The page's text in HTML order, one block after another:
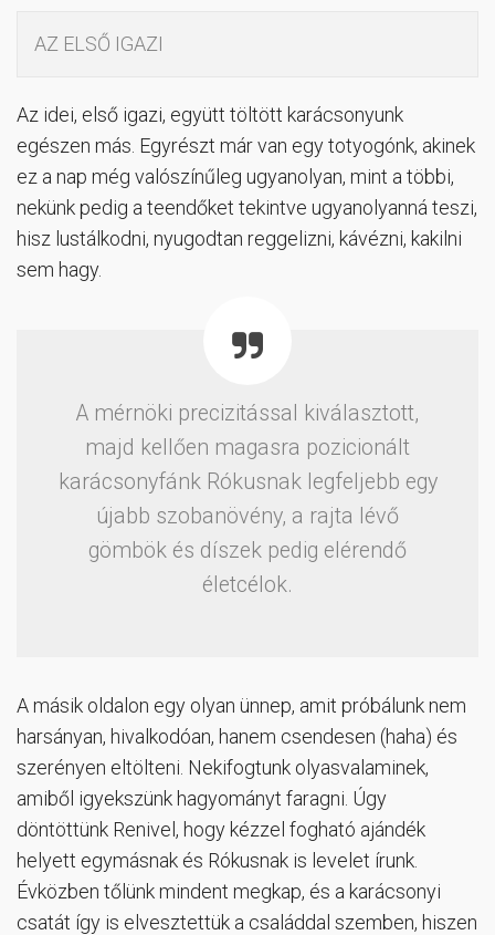
AZ ELSŐ IGAZI
Az idei, első igazi, együtt töltött karácsonyunk
egészen más. Egyrészt már van egy totyogónk, akinek
ez a nap még valószínűleg ugyanolyan, mint a többi,
nekünk pedig a teendőket tekintve ugyanolyanná teszi,
hisz lustálkodni, nyugodtan reggelizni, kávézni, kakilni
sem hagy.
A mérnöki precizitással kiválasztott,
majd kellően magasra pozicionált
karácsonyfánk Rókusnak legfeljebb egy
újabb szobanövény, a rajta lévő
gömbök és díszek pedig elérendő
életcélok.
A másik oldalon egy olyan ünnep, amit próbálunk nem
harsányan, hivalkodóan, hanem csendesen (haha) és
szerényen eltölteni. Nekifogtunk olyasvalaminek,
amiből igyekszünk hagyományt faragni. Úgy
döntöttünk Renivel, hogy kézzel fogható ajándék
helyett egymásnak és Rókusnak is levelet írunk.
Évközben tőlünk mindent megkap, és a karácsonyi
csatát így is elvesztettük a családdal szemben, hiszen